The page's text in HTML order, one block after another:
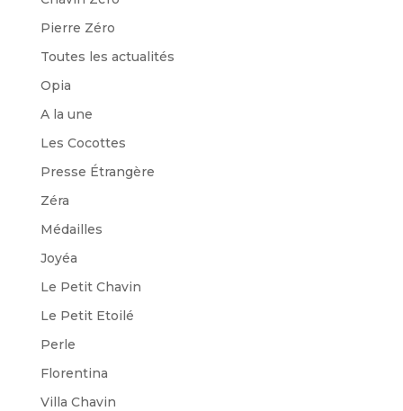
Pierre Zéro
Toutes les actualités
Opia
A la une
Les Cocottes
Presse Étrangère
Zéra
Médailles
Joyéa
Le Petit Chavin
Le Petit Etoilé
Perle
Florentina
Villa Chavin